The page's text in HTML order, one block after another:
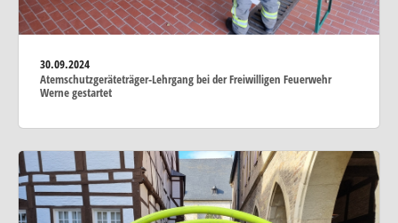
30.09.2024
Atemschutzgeräteträger-Lehrgang bei der Freiwilligen Feuerwehr
Werne gestartet